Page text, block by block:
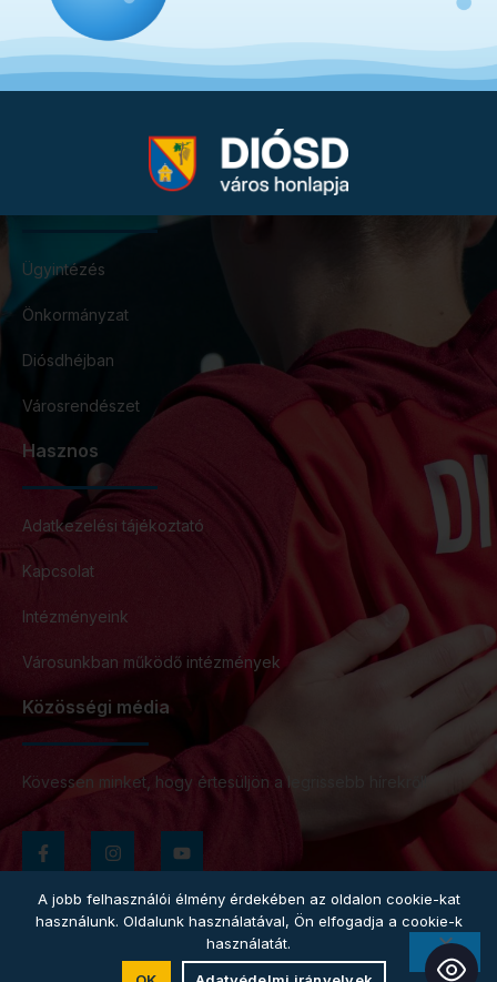
2049 Diósd, Szent István tér 1.
+36 23 545 550
Ügyintézés
Önkormányzat
Diósdhéjban
Városrendészet
Hasznos
Adatkezelési tájékoztató
Kapcsolat
Intézményeink
Városunkban működő intézmények
Közösségi média
Kövessen minket, hogy értesüljön a legrissebb hírekről!
Copyright © 2025. Minden jog fenntartva.
A jobb felhasználói élmény érdekében az oldalon cookie-kat
használunk. Oldalunk használatával, Ön elfogadja a cookie-k
használatát.